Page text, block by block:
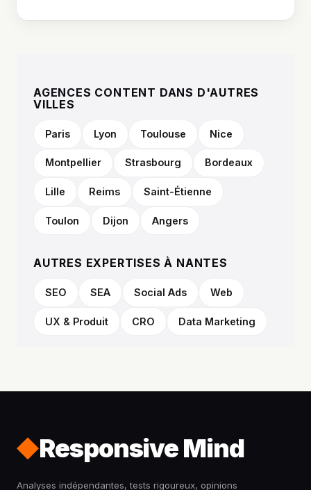
AGENCES CONTENT DANS D'AUTRES
VILLES
Paris Lyon Toulouse Nice
Montpellier Strasbourg Bordeaux
Lille Reims Saint-Étienne
Toulon Dijon Angers
AUTRES EXPERTISES À NANTES
SEO SEA Social Ads Web
UX & Produit CRO Data Marketing
Responsive Mind
Analyses indépendantes, tests rigoureux, opinions